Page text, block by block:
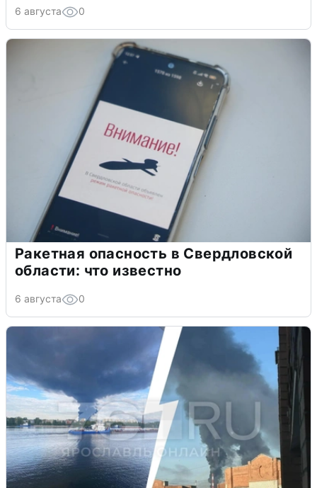
6 августа 0
Ракетная опасность в Свердловской
области: что известно
6 августа 0